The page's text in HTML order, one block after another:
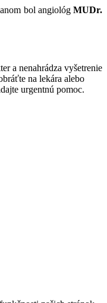
bol angiológ MUDr.
a nenahrádza vyšetrenie
na lekára alebo
urgentnú pomoc.